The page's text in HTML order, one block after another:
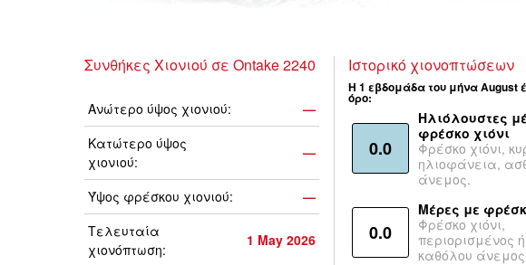
Συνθήκες Χιονιού σε Ontake 2240
Ανώτερο ύψος χιονιού:
—
Κατώτερο ύψος
χιονιού:
—
Ύψος φρέσκου χιονιού:
—
Τελευταία
χιονόπτωση:
1 May 2026
Ιστορικό χιονοπτώσεων
Η 1 εβδομάδα του μήνα August
όρο:
0.0
Ηλιόλουστες
φρέσκο χιόνι
Φρέσκο χιόνι,
ηλιοφάνεια,
άνεμος.
0.0
Μέρες με
Φρέσκο χιόνι,
περιορισμένος
καθόλου